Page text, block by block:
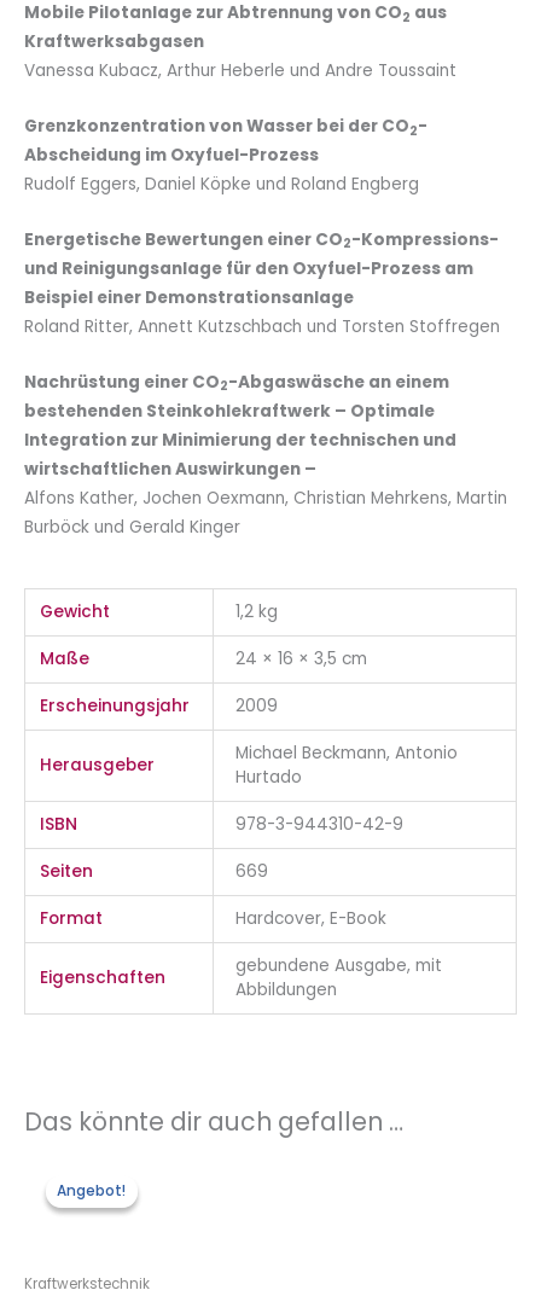
Mobile Pilotanlage zur Abtrennung von CO2 aus
Kraftwerksabgasen
Vanessa Kubacz, Arthur Heberle und Andre Toussaint
Grenzkonzentration von Wasser bei der CO2-
Abscheidung im Oxyfuel-Prozess
Rudolf Eggers, Daniel Köpke und Roland Engberg
Energetische Bewertungen einer CO2-Kompressions-
und Reinigungsanlage für den Oxyfuel-Prozess am
Beispiel einer Demonstrationsanlage
Roland Ritter, Annett Kutzschbach und Torsten Stoffregen
Nachrüstung einer CO2-Abgaswäsche an einem
bestehenden Steinkohlekraftwerk – Optimale
Integration zur Minimierung der technischen und
wirtschaftlichen Auswirkungen –
Alfons Kather, Jochen Oexmann, Christian Mehrkens, Martin
Burböck und Gerald Kinger
Gewicht 1,2 kg
Maße 24 × 16 × 3,5 cm
Erscheinungsjahr 2009
Herausgeber
Michael Beckmann, Antonio
Hurtado
ISBN 978-3-944310-42-9
Seiten 669
Format Hardcover, E-Book
Eigenschaften
gebundene Ausgabe, mit
Abbildungen
Das könnte dir auch gefallen …
Angebot!
Angebot!
Kraftwerkstechnik